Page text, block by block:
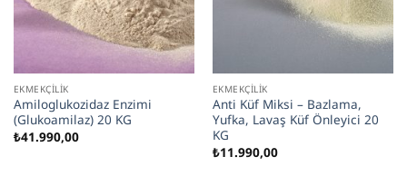
EKMEKÇILIK
Amiloglukozidaz Enzimi
(Glukoamilaz) 20 KG
₺41.990,00
EKMEKÇILIK
Anti Küf Miksi – Bazlama,
Yufka, Lavaş Küf Önleyici 20
KG
₺11.990,00